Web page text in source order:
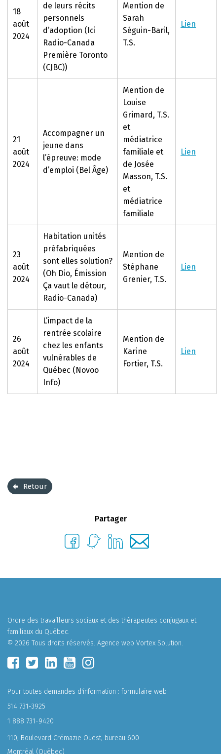
18
août
2024
de leurs récits
personnels
d’adoption (Ici
Radio-Canada
Première Toronto
(CJBC))
Mention de
Sarah
Séguin-Baril,
T.S.
Lien
21
août
2024
Accompagner un
jeune dans
l’épreuve: mode
d’emploi (Bel Âge)
Mention de
Louise
Grimard, T.S.
et
médiatrice
familiale et
de Josée
Masson, T.S.
et
médiatrice
familiale
Lien
23
août
2024
Habitation unités
préfabriquées
sont elles solution?
(Oh Dio, Émission
Ça vaut le détour,
Radio-Canada)
Mention de
Stéphane
Grenier, T.S.
Lien
26
août
2024
L’impact de la
rentrée scolaire
chez les enfants
vulnérables de
Québec (Novoo
Info)
Mention de
Karine
Fortier, T.S.
Lien
Retour
Partager
Ordre des travailleurs sociaux et des thérapeutes conjugaux et
familiaux du Québec.
© 2026 Tous droits réservés. Agence web Vortex Solution.
Pour toutes demandes d'information :formulaire web
514 731-3925
1 888 731-9420
110, Boulevard Crémazie Ouest, bureau 600
Montréal (Québec)